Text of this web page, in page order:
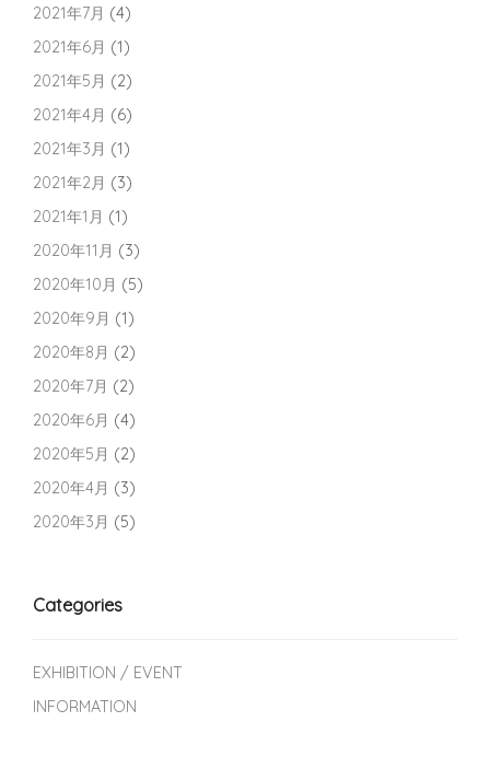
2021年7月 (4)
2021年6月 (1)
2021年5月 (2)
2021年4月 (6)
2021年3月 (1)
2021年2月 (3)
2021年1月 (1)
2020年11月 (3)
2020年10月 (5)
2020年9月 (1)
2020年8月 (2)
2020年7月 (2)
2020年6月 (4)
2020年5月 (2)
2020年4月 (3)
2020年3月 (5)
Categories
EXHIBITION / EVENT
INFORMATION